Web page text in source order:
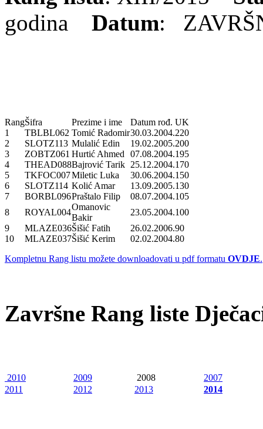
godina Datum:
RangŠifra Prezime i ime Datum rođ. UK
1
TBLBL062 Tomić Radomir30.03.2004.220
2
SLOTZ113 Mulalić Edin 19.02.2005.200
3
ZOBTZ061 Hurtić Ahmed 07.08.2004.195
4
THEAD088Bajrović Tarik 25.12.2004.170
5
TKFOC007Miletic Luka 30.06.2004.150
6
SLOTZ114 Kolić Amar 13.09.2005.130
7
BORBL096Praštalo Filip 08.07.2004.105
8
ROYAL004
Omanovic
Bakir
23.05.2004.100
9
MLAZE036Šišić Fatih 26.02.2006.90
10
MLAZE037Šišić Kerim 02.02.2004.80
Kompletnu Rang listu možete downloadovati u pdf formatu OVDJE.
Završne Rang liste
2010 2009 2008
2007
2011
2012 2013 2014